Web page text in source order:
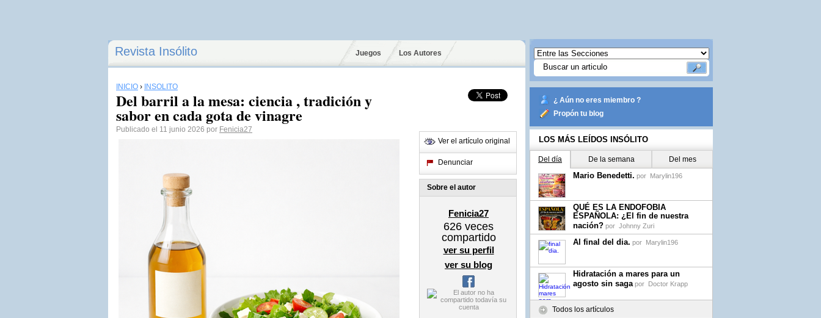
Revista Insólito Juegos Los Autores
INICIO › INSÓLITO
Del barril a la mesa: ciencia , tradición y
sabor en cada gota de vinagre
Publicado el 11 junio 2026 por Fenicia27
Ver el artículo original
Denunciar
Sobre el autor
Fenicia27
626 veces
compartido
ver su perfil
ver su blog
¿ Aún no eres miembro ?
Propón tu blog
LOS MÁS LEÍDOS INSÓLITO
Del día De la semana Del mes
Mario Benedetti. por Marylin196
QUÉ ES LA ENDOFOBIA
ESPAÑOLA: ¿El fin de nuestra
nación? por Johnny Zuri
Al final del dia. por Marylin196
Hidratación a mares para un
agosto sin saga por Doctor Krapp
Todos los artículos